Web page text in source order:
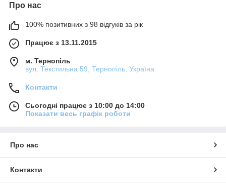
Про нас
100% позитивних з 98 відгуків за рік
Працює з 13.11.2015
м. Тернопіль
вул. Текстильна 59, Тернопіль, Україна
Контакти
Сьогодні працює з 10:00 до 14:00
Показати весь графік роботи
Про нас
Контакти